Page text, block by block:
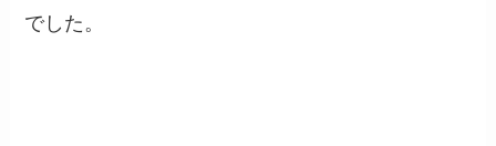
でした。